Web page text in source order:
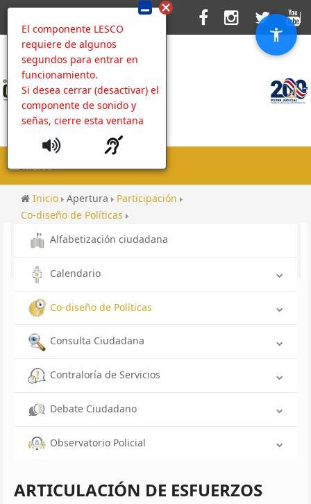
El componente LESCO
requiere de algunos
segundos para entrar en
funcionamiento.
Si desea cerrar (desactivar) el
componente de sonido y
señas, cierre esta ventana
MENU
Inicio Apertura
Participación
Co-diseño de Políticas
Caja de Herramientas contra la Corrupción
Acciones de prevención
Articulación de esfuerzos
Alfabetización ciudadana
Calendario
Co-diseño de Políticas
Consulta Ciudadana
Contraloría de Servicios
Debate Ciudadano
Observatorio Policial
ARTICULACIÓN DE ESFUERZOS